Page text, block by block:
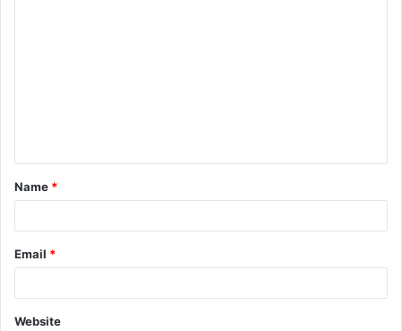
t
*
Name *
Email *
Website